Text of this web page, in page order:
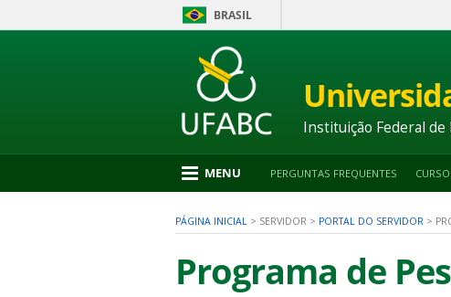
BRASIL
para
2
Ir
4
Instituição Federal
MENU PERGUNTAS FREQUENTES
PÁGINA INICIAL > SERVIDOR > PORTAL DO SERVIDOR >
Programa de